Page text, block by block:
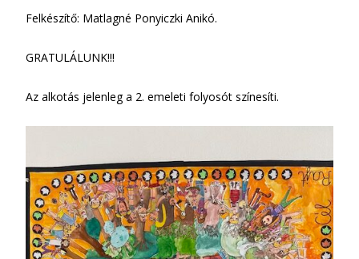
Felkészítő: Matlagné Ponyiczki Anikó.
GRATULÁLUNK!!!
Az alkotás jelenleg a 2. emeleti folyosót színesíti.